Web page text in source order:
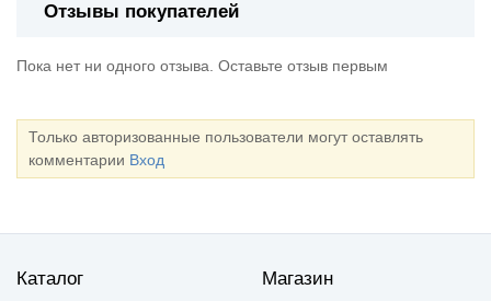
Отзывы покупателей
Пока нет ни одного отзыва. Оставьте отзыв первым
Только авторизованные пользователи могут оставлять
комментарии Вход
Каталог Магазин